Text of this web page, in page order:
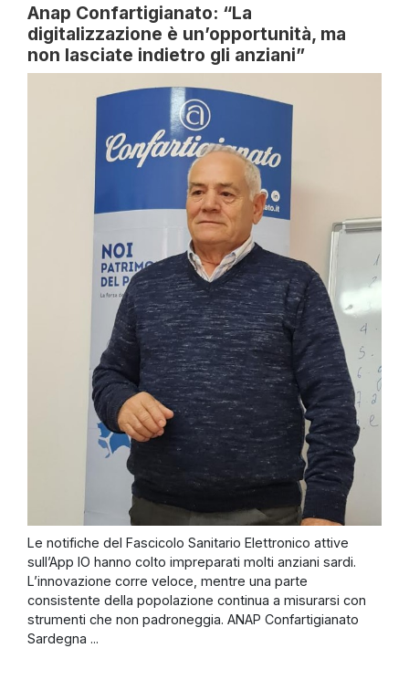
Anap Confartigianato: “La
digitalizzazione è un’opportunità, ma
non lasciate indietro gli anziani”
Le notifiche del Fascicolo Sanitario Elettronico attive
sull’App IO hanno colto impreparati molti anziani sardi.
L’innovazione corre veloce, mentre una parte
consistente della popolazione continua a misurarsi con
strumenti che non padroneggia. ANAP Confartigianato
Sardegna ...